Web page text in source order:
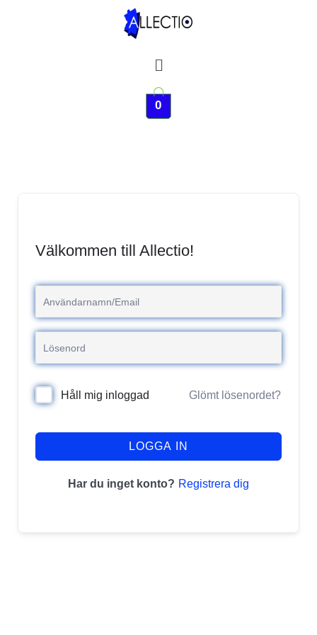
Meny
0
Välkommen till Allectio!
Håll mig inloggad Glömt lösenordet?
LOGGA IN
Har du inget konto? Registrera dig